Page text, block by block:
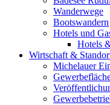
Wanderwege
Bootswandern
Hotels und
Hotels
Wirtschaft &
Michelauer